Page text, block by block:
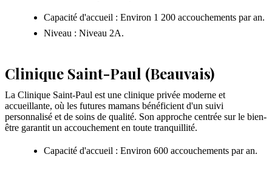
Capacité d'accueil : Environ 1 200 accouchements par an.
Niveau : Niveau 2A.
Clinique Saint-Paul (Beauvais)
La Clinique Saint-Paul est une clinique privée moderne et
accueillante, où les futures mamans bénéficient d'un suivi
personnalisé et de soins de qualité. Son approche centrée sur le bien-
être garantit un accouchement en toute tranquillité.
Capacité d'accueil : Environ 600 accouchements par an.